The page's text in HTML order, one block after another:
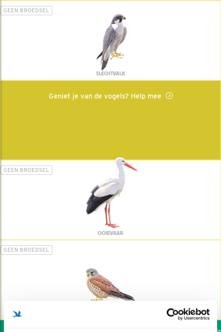
GEEN BROEDSEL
SLECHTVALK
Geniet je van de vogels? Help mee
GEEN BROEDSEL
OOIEVAAR
GEEN BROEDSEL